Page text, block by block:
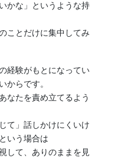
かな」というような持
ことだけに集中してみ
経験がもとになってい
からです。
なたを責め立てるよう
て」話しかけにくいけ
いう場合は
して、ありのままを見